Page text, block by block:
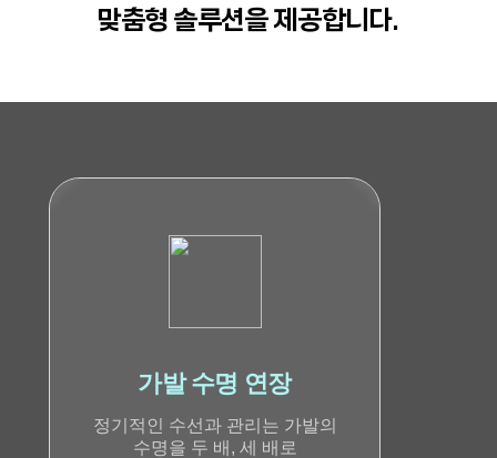
맞춤형 솔루션을 제공합니다.
가발 수명 연장
정기적인 수선과 관리는 가발의
수명을 두 배, 세 배로